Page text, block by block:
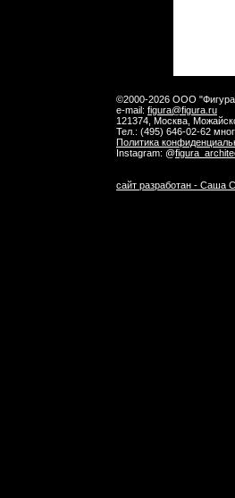
©2000-2026 ООО
e-mail: figura@figura.ru
121374, Москва,
Тел.: (495) 646-02-62
Политика
Instagram: @
сайт разработан - Саша